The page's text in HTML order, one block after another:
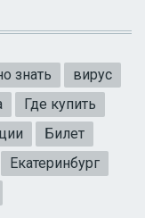
знать
вирус
Где купить
Билет
Екатеринбург